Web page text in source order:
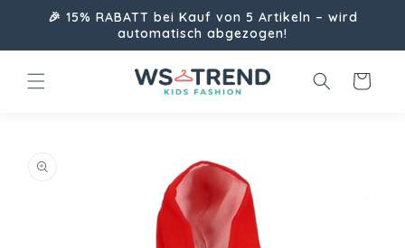
zum🎉 15% RABATT bei Kauf von 5 Artikeln – wird
automatisch abgezogen!
Warenkorb